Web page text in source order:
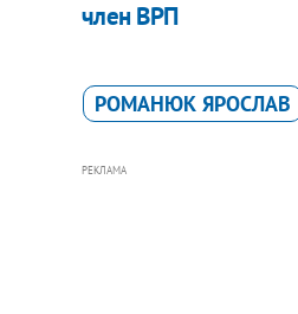
член ВРП
РОМАНЮК ЯРОСЛАВ
РЕКЛАМА